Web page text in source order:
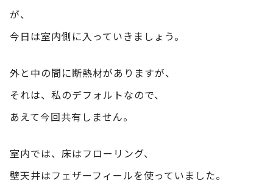
が、
今日は室内側に入っていきましょう。
外と中の間に断熱材がありますが、
それは、私のデフォルトなので、
あえて今回共有しません。
室内では、床はフローリング、
壁天井はフェザーフィールを使っていました。